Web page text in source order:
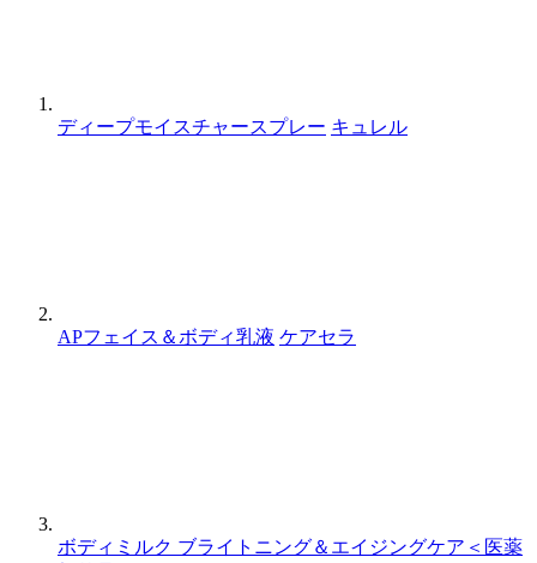
ディープモイスチャースプレー キュレル
APフェイス＆ボディ乳液 ケアセラ
ボディミルク ブライトニング＆エイジングケア＜医薬